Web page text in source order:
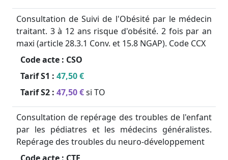
Consultation de Suivi de l'Obésité par le médecin
traitant. 3 à 12 ans risque d'obésité. 2 fois par an
maxi (article 28.3.1 Conv. et 15.8 NGAP). Code CCX
Code acte : CSO
Tarif S1 : 47,50 €
Tarif S2 : 47,50 €si TO
Consultation de repérage des troubles de l'enfant
par les pédiatres et les médecins généralistes.
Repérage des troubles du neuro-développement